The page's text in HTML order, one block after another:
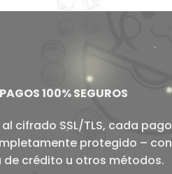
PAGOS 100% SEGUROS
cifrado SSL/TLS, cada pago
protegido – con
crédito u otros métodos.